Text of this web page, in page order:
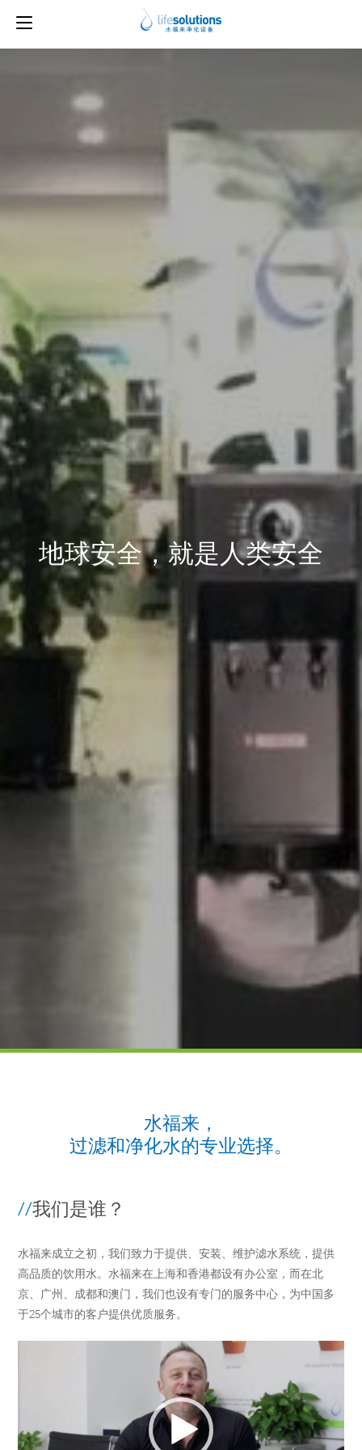
地球安全，就是人类安全
水福来，
过滤和净化水的专业选择。
//我们是谁？
水福来成立之初，我们致力于提供、安装、维护滤水系统，提供
高品质的饮用水。水福来在上海和香港都设有办公室，而在北
京、广州、成都和澳门，我们也设有专门的服务中心，为中国多
于25个城市的客户提供优质服务。
器